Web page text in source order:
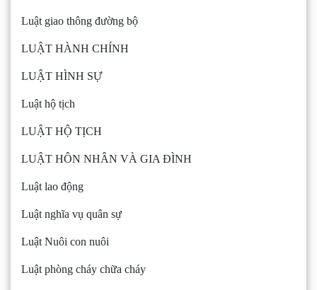
Luật giao thông đường bộ
LUẬT HÀNH CHÍNH
LUẬT HÌNH SỰ
Luật hộ tịch
LUẬT HỘ TỊCH
LUẬT HÔN NHÂN VÀ GIA ĐÌNH
Luật lao động
Luật nghĩa vụ quân sự
Luật Nuôi con nuôi
Luật phòng cháy chữa cháy